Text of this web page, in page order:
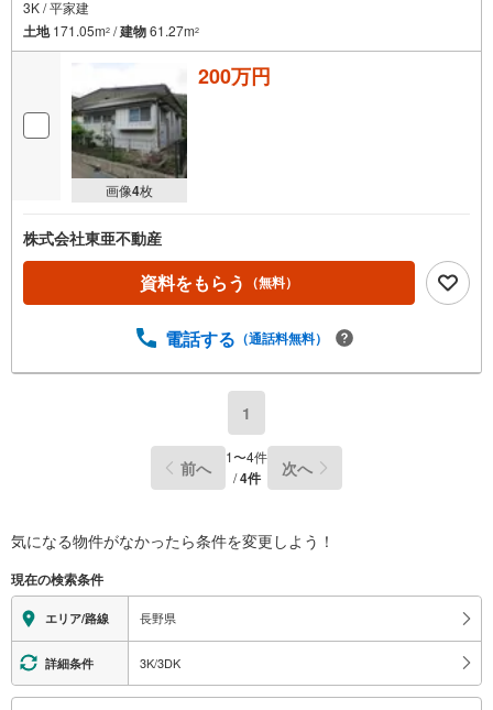
3K / 平家建
土地171.05m2 /建物61.27m2
画像4枚
200万円
株式会社東亜不動産
資料をもらう （無料）
電話する （通話料無料）
1
前へ 1〜4件
/4件 次へ
気になる物件がなかったら条件を変更しよう！
現在の検索条件
エリア/路線 長野県
詳細条件 3K/3DK